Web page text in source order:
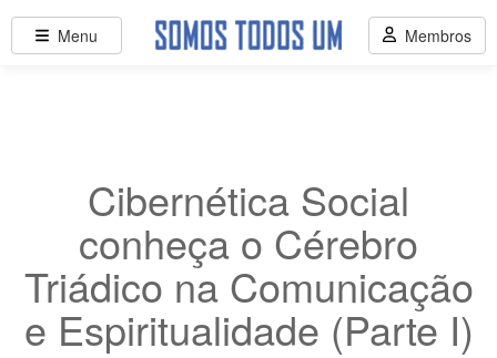
Cibernética Social
conheça o Cérebro
Triádico na Comunicação
e Espiritualidade (Parte I)
Menu Membros